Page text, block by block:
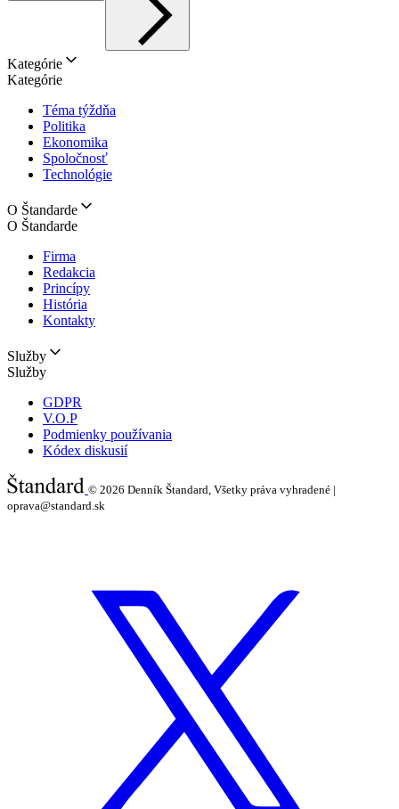
Kategórie
Kategórie
Téma týždňa
Politika
Ekonomika
Spoločnosť
Technológie
O Štandarde
O Štandarde
Firma
Redakcia
Princípy
História
Kontakty
Služby
Služby
GDPR
V.O.P
Podmienky používania
Kódex diskusií
© 2026 Denník Štandard, Všetky práva vyhradené |
oprava@standard.sk